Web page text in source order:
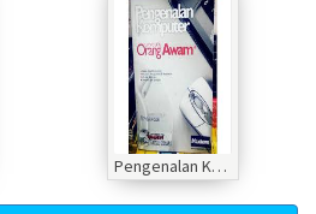
Pengenalan Komputer untuk Orang Awam